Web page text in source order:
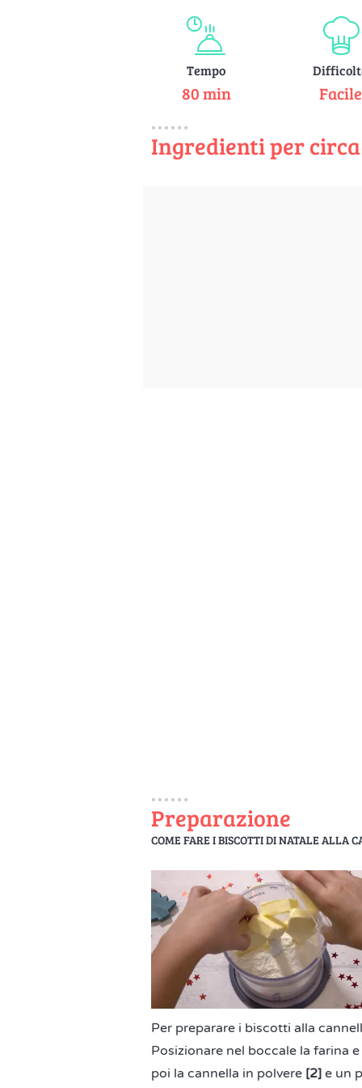
Tempo
80 min Facile
Ingredienti per
Preparazione
COME FARE I BISCOTTI DI NATALE ALLA
Per preparare i biscotti alla
Posizionare nel boccale la farina
poi la cannella in polvere [2] e un